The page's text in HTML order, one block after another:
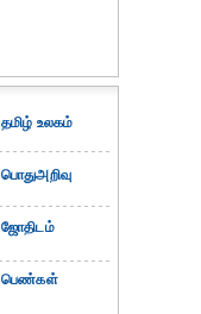
தமிழ் உலகம்
பொதுஅறிவு
ஜோதிடம்
பெண்கள்